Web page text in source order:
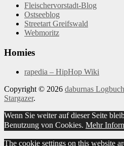
Fleischervorstadt-Blog
Ostseeblog
Streetart Greifswald
Webmoritz
Homies
rapedia – HipHop Wiki
Copyright © 2026 daburnas Logbuch
Stargazer.
Wenn Sie weiter auf dieser Seite
Benutzung von Cookies. Mehr
The cookie settings on this website